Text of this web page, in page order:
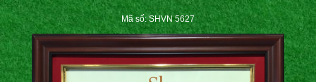
Mã số: SHVN 5627